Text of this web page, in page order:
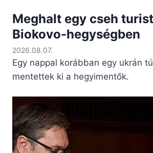
Meghalt egy cseh
Biokovo-hegységben
2026.08.07.
Egy nappal korábban egy ukrán
mentettek ki a hegyimentők.